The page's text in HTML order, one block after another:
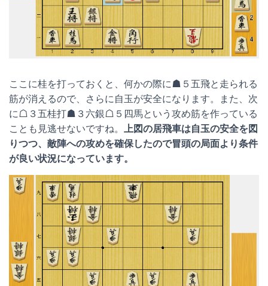
ここに桂を打っておくと、何かの際に☗５五飛と走られる
筋が消えるので、さらに自玉が安全になります。また、次
に☖３五桂打☗３六銀☖５四馬という攻め筋を作っている
ことも見逃せないですね。 上図の居飛車は自玉の安全を図
りつつ、敵陣への攻めを確保したので冒頭の局面より条件
が良い状況になっています。